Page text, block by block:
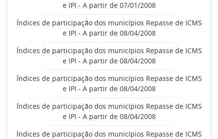
e IPI - A partir de 07/01/2008
Índices de participação dos municípios Repasse de ICMS
e IPI - A partir de 08/04/2008
Índices de participação dos municípios Repasse de ICMS
e IPI - A partir de 08/04/2008
Índices de participação dos municípios Repasse de ICMS
e IPI - A partir de 08/04/2008
Índices de participação dos municípios Repasse de ICMS
e IPI - A partir de 08/04/2008
Índices de participação dos municípios Repasse de ICMS